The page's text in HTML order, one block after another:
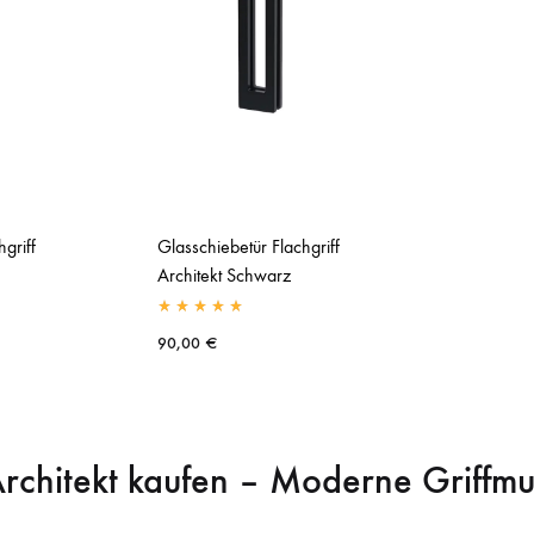
Glasschiebetür Flachgriff
Architekt Schwarz
90,00 €
kaufen – Moderne